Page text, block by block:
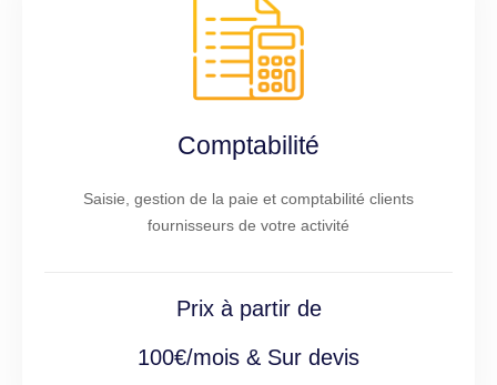
Comptabilité
Saisie, gestion de la paie et comptabilité clients
fournisseurs de votre activité
Prix à partir de
100€/mois & Sur devis